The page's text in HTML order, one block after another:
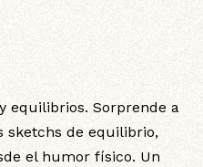
equilibrios. Sorprende a
sketchs de equilibrio,
el humor físico. Un